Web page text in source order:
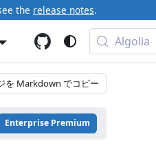
the release notes.
Algolia
を Markdown でコピー
Enterprise Premium